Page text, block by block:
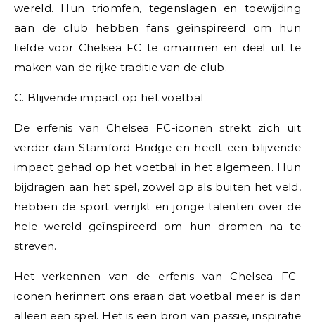
wereld. Hun triomfen, tegenslagen en toewijding
aan de club hebben fans geïnspireerd om hun
liefde voor Chelsea FC te omarmen en deel uit te
maken van de rijke traditie van de club.
C. Blijvende impact op het voetbal
De erfenis van Chelsea FC-iconen strekt zich uit
verder dan Stamford Bridge en heeft een blijvende
impact gehad op het voetbal in het algemeen. Hun
bijdragen aan het spel, zowel op als buiten het veld,
hebben de sport verrijkt en jonge talenten over de
hele wereld geïnspireerd om hun dromen na te
streven.
Het verkennen van de erfenis van Chelsea FC-
iconen herinnert ons eraan dat voetbal meer is dan
alleen een spel. Het is een bron van passie, inspiratie